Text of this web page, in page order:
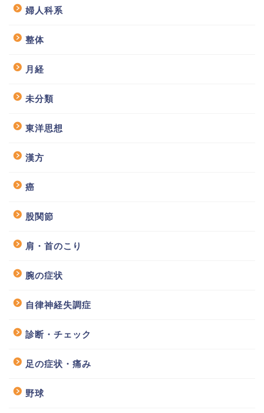
婦人科系
整体
月経
未分類
東洋思想
漢方
癌
股関節
肩・首のこり
腕の症状
自律神経失調症
診断・チェック
足の症状・痛み
野球